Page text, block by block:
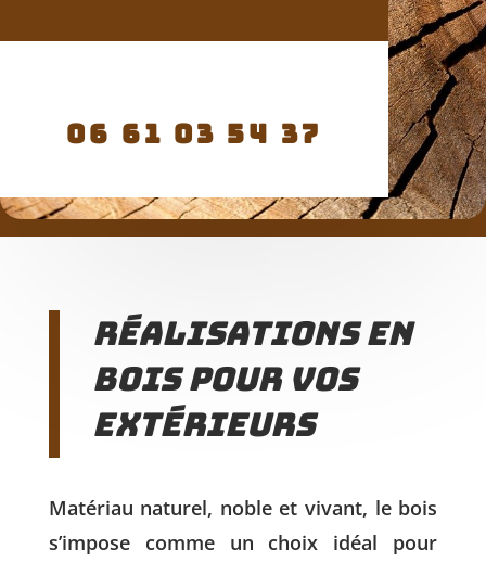
06 61 03 54 37
Réalisations en
bois pour vos
extérieurs
Matériau naturel, noble et vivant, le bois
s’impose comme un choix idéal pour